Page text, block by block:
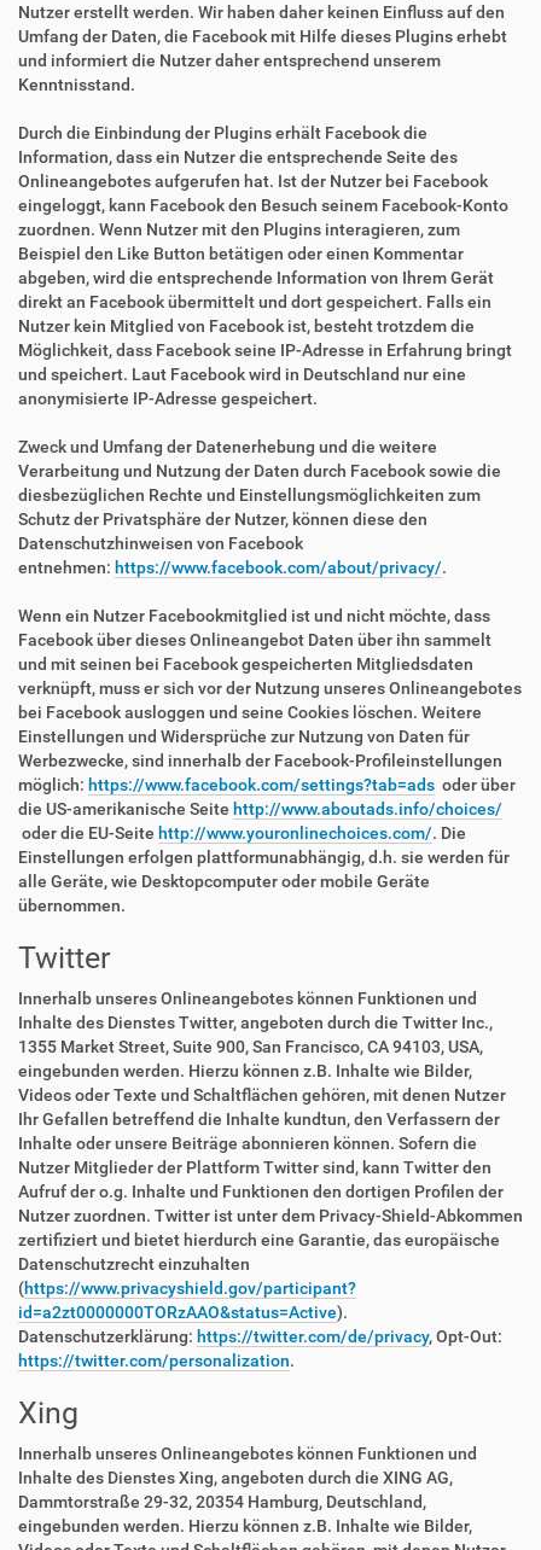
Nutzer erstellt werden. Wir haben daher keinen Einfluss auf den
Umfang der Daten, die Facebook mit Hilfe dieses Plugins erhebt
und informiert die Nutzer daher entsprechend unserem
Kenntnisstand.
Durch die Einbindung der Plugins erhält Facebook die
Information, dass ein Nutzer die entsprechende Seite des
Onlineangebotes aufgerufen hat. Ist der Nutzer bei Facebook
eingeloggt, kann Facebook den Besuch seinem Facebook-Konto
zuordnen. Wenn Nutzer mit den Plugins interagieren, zum
Beispiel den Like Button betätigen oder einen Kommentar
abgeben, wird die entsprechende Information von Ihrem Gerät
direkt an Facebook übermittelt und dort gespeichert. Falls ein
Nutzer kein Mitglied von Facebook ist, besteht trotzdem die
Möglichkeit, dass Facebook seine IP-Adresse in Erfahrung bringt
und speichert. Laut Facebook wird in Deutschland nur eine
anonymisierte IP-Adresse gespeichert.
Zweck und Umfang der Datenerhebung und die weitere
Verarbeitung und Nutzung der Daten durch Facebook sowie die
diesbezüglichen Rechte und Einstellungsmöglichkeiten zum
Schutz der Privatsphäre der Nutzer, können diese den
Datenschutzhinweisen von Facebook
entnehmen: https://www.facebook.com/about/privacy/.
Wenn ein Nutzer Facebookmitglied ist und nicht möchte, dass
Facebook über dieses Onlineangebot Daten über ihn sammelt
und mit seinen bei Facebook gespeicherten Mitgliedsdaten
verknüpft, muss er sich vor der Nutzung unseres Onlineangebotes
bei Facebook ausloggen und seine Cookies löschen. Weitere
Einstellungen und Widersprüche zur Nutzung von Daten für
Werbezwecke, sind innerhalb der Facebook-Profileinstellungen
möglich: https://www.facebook.com/settings?tab=ads oder über
die US-amerikanische Seite http://www.aboutads.info/choices/
oder die EU-Seite http://www.youronlinechoices.com/. Die
Einstellungen erfolgen plattformunabhängig, d.h. sie werden für
alle Geräte, wie Desktopcomputer oder mobile Geräte
übernommen.
Twitter
Innerhalb unseres Onlineangebotes können Funktionen und
Inhalte des Dienstes Twitter, angeboten durch die Twitter Inc.,
1355 Market Street, Suite 900, San Francisco, CA 94103, USA,
eingebunden werden. Hierzu können z.B. Inhalte wie Bilder,
Videos oder Texte und Schaltflächen gehören, mit denen Nutzer
Ihr Gefallen betreffend die Inhalte kundtun, den Verfassern der
Inhalte oder unsere Beiträge abonnieren können. Sofern die
Nutzer Mitglieder der Plattform Twitter sind, kann Twitter den
Aufruf der o.g. Inhalte und Funktionen den dortigen Profilen der
Nutzer zuordnen. Twitter ist unter dem Privacy-Shield-Abkommen
zertifiziert und bietet hierdurch eine Garantie, das europäische
Datenschutzrecht einzuhalten
(https://www.privacyshield.gov/participant?
id=a2zt0000000TORzAAO&status=Active).
Datenschutzerklärung: https://twitter.com/de/privacy, Opt-Out:
https://twitter.com/personalization.
Xing
Innerhalb unseres Onlineangebotes können Funktionen und
Inhalte des Dienstes Xing, angeboten durch die XING AG,
Dammtorstraße 29-32, 20354 Hamburg, Deutschland,
eingebunden werden. Hierzu können z.B. Inhalte wie Bilder,